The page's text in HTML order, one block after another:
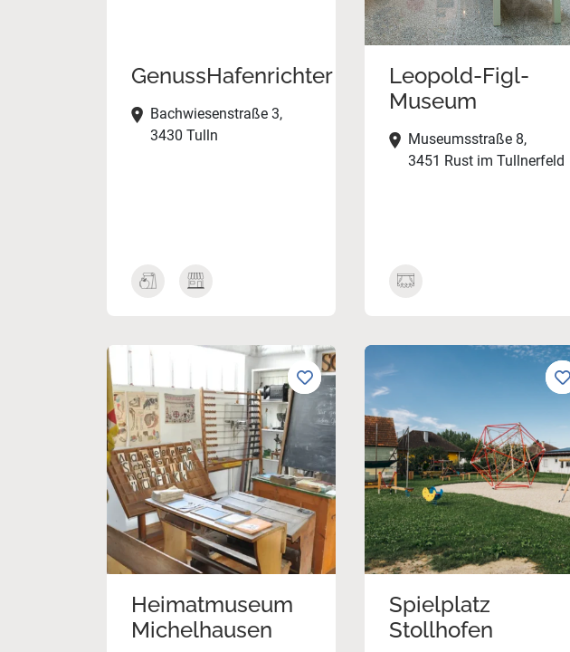
GenussHafenrichter
Bachwiesenstraße 3,
3430 Tulln
Leopold-Figl-
Museum
Museumsstraße 8,
3451 Rust im Tullnerfeld
Heimatmuseum
Michelhausen
Spielplatz
Stollhofen